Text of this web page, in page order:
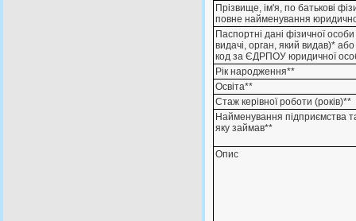
Прізвище, ім'я, по батькові
повне найменування
Паспортні дані фізичної
видачі, орган, який видав)*
код за ЄДРПОУ юридичної
Рік народження**
Освіта**
Стаж керівної роботи (років)**
Найменування підприємства
яку займав**
Опис